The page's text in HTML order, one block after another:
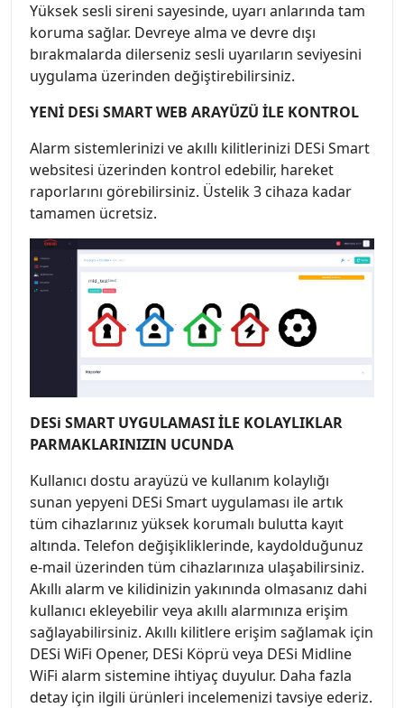
Yüksek sesli sireni sayesinde, uyarı anlarında tam
koruma sağlar. Devreye alma ve devre dışı
bırakmalarda dilerseniz sesli uyarıların seviyesini
uygulama üzerinden değiştirebilirsiniz.
YENİ DESi SMART WEB ARAYÜZÜ İLE KONTROL
Alarm sistemlerinizi ve akıllı kilitlerinizi DESi Smart
websitesi üzerinden kontrol edebilir, hareket
raporlarını görebilirsiniz. Üstelik 3 cihaza kadar
tamamen ücretsiz.
DESi SMART UYGULAMASI İLE KOLAYLIKLAR
PARMAKLARINIZIN UCUNDA
Kullanıcı dostu arayüzü ve kullanım kolaylığı
sunan yepyeni DESi Smart uygulaması ile artık
tüm cihazlarınız yüksek korumalı bulutta kayıt
altında. Telefon değişikliklerinde, kaydolduğunuz
e-mail üzerinden tüm cihazlarınıza ulaşabilirsiniz.
Akıllı alarm ve kilidinizin yakınında olmasanız dahi
kullanıcı ekleyebilir veya akıllı alarmınıza erişim
sağlayabilirsiniz. Akıllı kilitlere erişim sağlamak için
DESi WiFi Opener, DESi Köprü veya DESi Midline
WiFi alarm sistemine ihtiyaç duyulur. Daha fazla
detay için ilgili ürünleri incelemenizi tavsiye ederiz.